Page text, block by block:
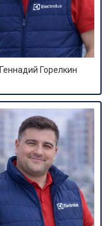
Геннадий Горелкин